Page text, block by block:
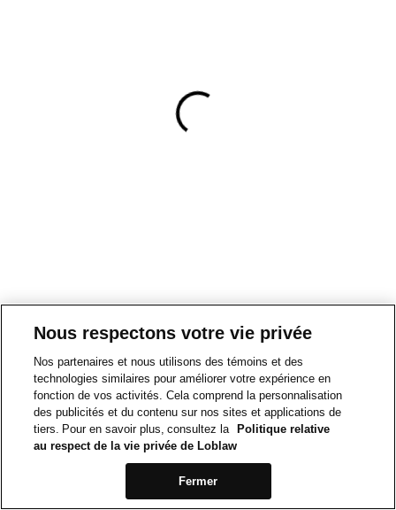
Nous respectons votre vie privée
Nos partenaires et nous utilisons des témoins et des
technologies similaires pour améliorer votre expérience en
fonction de vos activités. Cela comprend la personnalisation
des publicités et du contenu sur nos sites et applications de
tiers. Pour en savoir plus, consultez la
Politique relative
au respect de la vie privée de Loblaw
Fermer